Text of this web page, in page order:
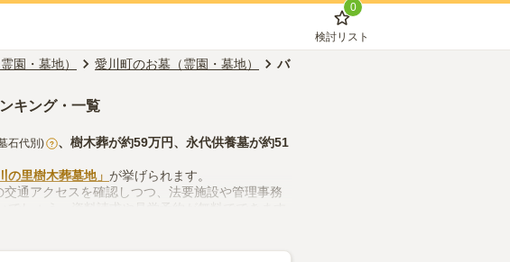
0
検討リスト
園・墓地） 愛川町のお墓（霊園・墓地） バリアフリー対応
キング・一覧
石代別) ? 、 樹木葬が約59万円、 永代供養墓が約51
の里樹木葬墓地」 が挙げられます。
通アクセスを確認しつつ、法要施設や管理事務
しょう。資料請求や見学予約が無料でできます